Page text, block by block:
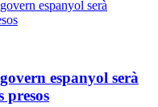
espanyol serà